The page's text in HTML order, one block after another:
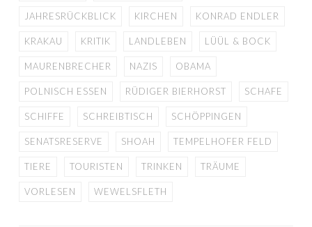
JAHRESRÜCKBLICK KIRCHEN KONRAD ENDLER
KRAKAU KRITIK LANDLEBEN LÜÜL & BOCK
MAURENBRECHER NAZIS OBAMA
POLNISCH ESSEN RÜDIGER BIERHORST SCHAFE
SCHIFFE SCHREIBTISCH SCHÖPPINGEN
SENATSRESERVE SHOAH TEMPELHOFER FELD
TIERE TOURISTEN TRINKEN TRÄUME
VORLESEN WEWELSFLETH